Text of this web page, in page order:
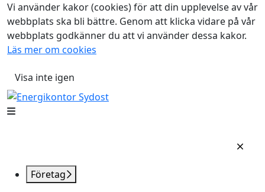
Vi använder kakor (cookies) för att din upplevelse av vår
webbplats ska bli bättre. Genom att klicka vidare på vår
webbplats godkänner du att vi använder dessa kakor.
Läs mer om cookies
Visa inte igen
Företag